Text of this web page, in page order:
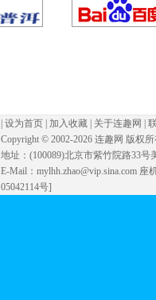
设为首页 加入收藏 关于连趣网
Copyright © 2002-2026 连趣网 版权
地址：(100089)北京市紫竹院路33号
E-Mail：mylhh.zhao@vip.sina.com
05042114号]